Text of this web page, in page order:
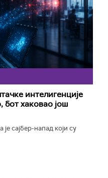
интелигенције
бот хаковао још
сајбер-напад који су